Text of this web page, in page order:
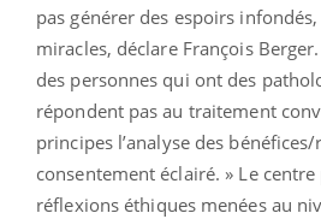
pas générer des espoirs
miracles, déclare François
des personnes qui ont des
répondent pas au traitement
principes l’analyse des
consentement éclairé. » Le
réflexions éthiques menées au